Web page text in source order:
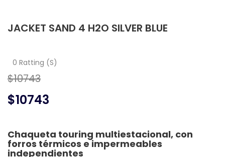
JACKET SAND 4 H2O SILVER BLUE
0 Ratting (S)
$10743
$10743
Chaqueta touring multiestacional, con
forros térmicos e impermeables
independientes